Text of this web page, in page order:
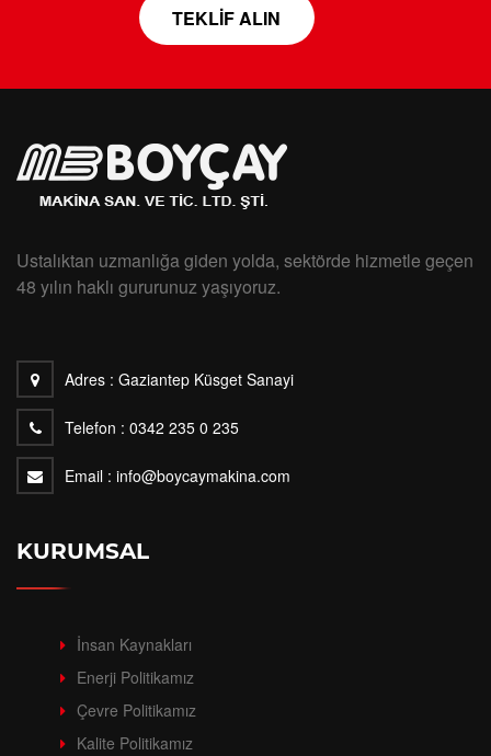
TEKLİF ALIN
Ustalıktan uzmanlığa giden yolda, sektörde hizmetle geçen
48 yılın haklı gururunuz yaşıyoruz.
Adres : Gaziantep Küsget Sanayi
Telefon : 0342 235 0 235
Email : info@boycaymakina.com
KURUMSAL
İnsan Kaynakları
Enerji Politikamız
Çevre Politikamız
Kalite Politikamız